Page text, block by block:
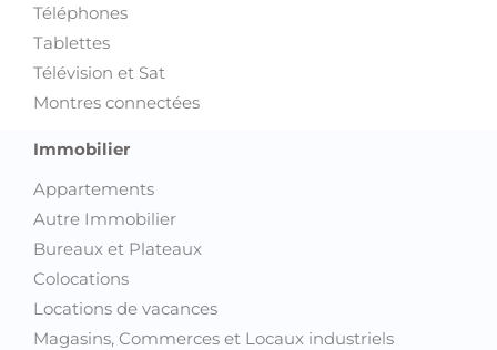
Téléphones
Tablettes
Télévision et Sat
Montres connectées
Immobilier
Appartements
Autre Immobilier
Bureaux et Plateaux
Colocations
Locations de vacances
Magasins, Commerces et Locaux industriels